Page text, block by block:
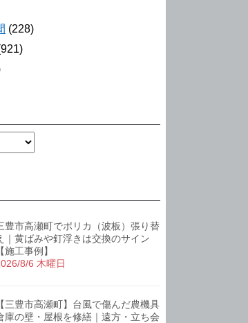
(228)
豊市高瀬町でポリカ（波板）張り替
｜黄ばみや釘浮きは交換のサイン
【施工事例】
8/6 木曜日
【三豊市高瀬町】台風で傷んだ農機具
庫の壁・屋根を修繕｜遠方・立ち会